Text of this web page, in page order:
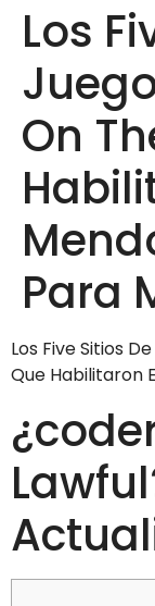
Los
On
Para
Los Five Sitios
Que Habilitaron